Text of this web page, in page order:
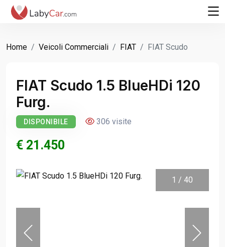
Home Veicoli Commerciali FIAT FIAT Scudo
FIAT Scudo 1.5 BlueHDi 120
Furg.
DISPONIBILE 306 visite
€ 21.450
1 / 40